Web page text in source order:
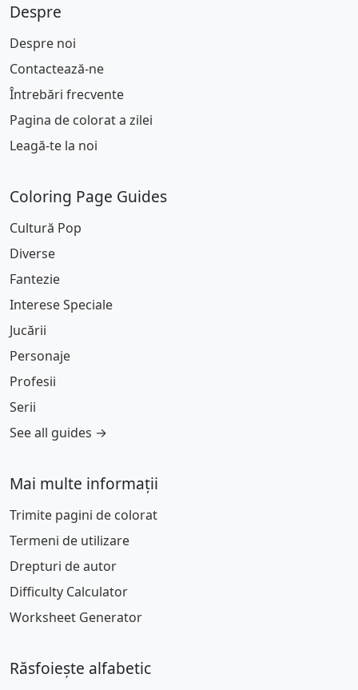
Despre
Despre noi
Contactează-ne
Întrebări frecvente
Pagina de colorat a zilei
Leagă-te la noi
Coloring Page Guides
Cultură Pop
Diverse
Fantezie
Interese Speciale
Jucării
Personaje
Profesii
Serii
See all guides →
Mai multe informații
Trimite pagini de colorat
Termeni de utilizare
Drepturi de autor
Difficulty Calculator
Worksheet Generator
Răsfoiește alfabetic